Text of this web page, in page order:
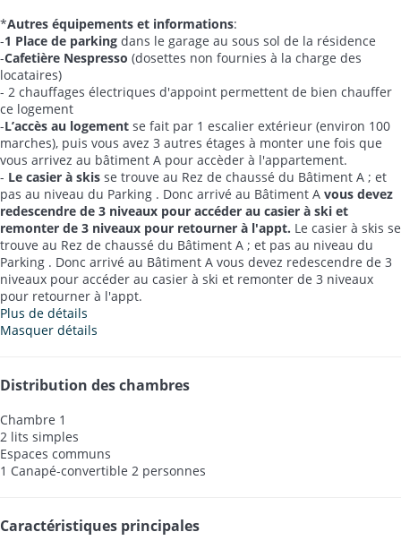
*Autres équipements et informations:
-1 Place de parking dans le garage au sous sol de la résidence
-Cafetière Nespresso (dosettes non fournies à la charge des
locataires)
- 2 chauffages électriques d'appoint permettent de bien chauffer
ce logement
-L’accès au logement se fait par 1 escalier extérieur (environ 100
marches), puis vous avez 3 autres étages à monter une fois que
vous arrivez au bâtiment A pour accèder à l'appartement.
- Le casier à skis se trouve au Rez de chaussé du Bâtiment A ; et
pas au niveau du Parking . Donc arrivé au Bâtiment A vous devez
redescendre de 3 niveaux pour accéder au casier à ski et
remonter de 3 niveaux pour retourner à l'appt. Le casier à skis se
trouve au Rez de chaussé du Bâtiment A ; et pas au niveau du
Parking . Donc arrivé au Bâtiment A vous devez redescendre de 3
niveaux pour accéder au casier à ski et remonter de 3 niveaux
pour retourner à l'appt.
Plus de détails
Masquer détails
Distribution des chambres
Chambre 1
2 lits simples
Espaces communs
1 Canapé-convertible 2 personnes
Caractéristiques principales